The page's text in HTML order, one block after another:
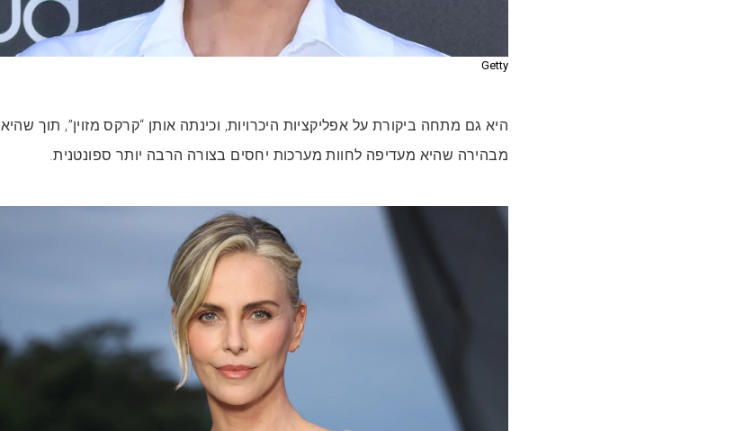
Getty
היא גם מתחה ביקורת על אפליקציות היכרויות, וכינתה אותן “קרקס מזוין”, תוך שהיא
מבהירה שהיא מעדיפה לחוות מערכות יחסים בצורה הרבה יותר ספונטנית.